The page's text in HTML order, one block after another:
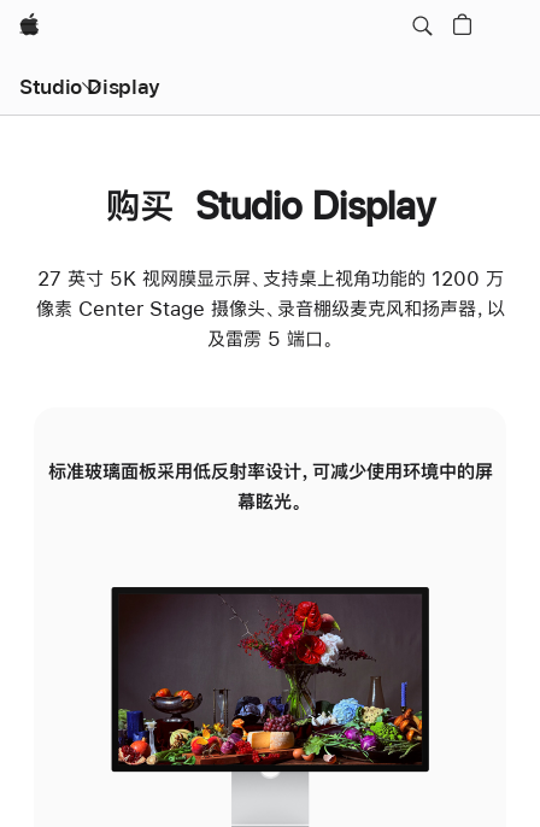
Apple
Studio Display
购买 Studio Display
27 英寸 5K 视网膜显示屏、支持桌上视角功能的 1200 万
像素 Center Stage 摄像头、录音棚级麦克风和扬声器，以
及雷雳 5 端口。
标准玻璃面板采用低反射率设计，可减少使用环境中的屏
幕眩光。